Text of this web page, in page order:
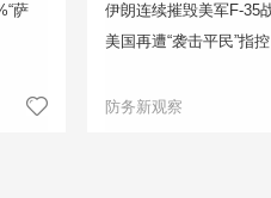
萨
伊朗连续摧毁美军F-35
美国再遭“袭击平民”指控
防务新观察